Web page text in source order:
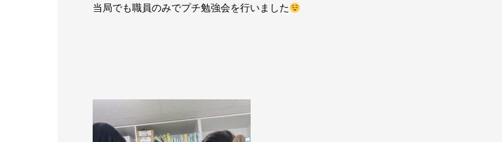
当局でも職員のみでプチ勉強会を行いました